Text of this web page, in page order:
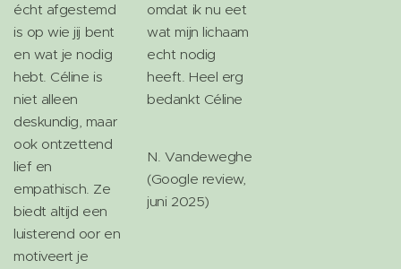
écht afgestemd
is op wie jij bent
en wat je nodig
hebt. Céline is
niet alleen
deskundig, maar
ook ontzettend
lief en
empathisch. Ze
biedt altijd een
luisterend oor en
motiveert je
omdat ik nu eet
wat mijn lichaam
echt nodig
heeft. Heel erg
bedankt Céline
N. Vandeweghe
(Google review,
juni 2025)